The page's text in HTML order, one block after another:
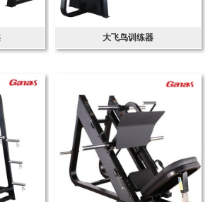
大飞鸟训练器